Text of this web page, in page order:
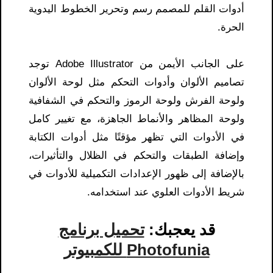
أدوات القلم للمصمم رسم وتحرير الخطوط اليدوية
الحرة.
على الجانب الأيمن من Adobe Illustrator توجد
تصاميم الألوان وأدوات التحكم مثل لوحة الألوان
ولوحة الفرش ولوحة الرموز والتحكم في الشفافية
ولوحة المظاهر والأنماط الجاهزة، مع تغيير كامل
في الأدوات التي تظهر مؤقتًا مثل أدوات الكتابة
وإضافة الطبقات والتحكم في الظلال والتأثيرات،
بالإضافة إلى ظهور الإعدادات التكميلية للأدوات في
شريط الأدوات العلوي عند استخدامه.
قد يعجبك:تحميل برنامج
Photofunia للكمبيوتر